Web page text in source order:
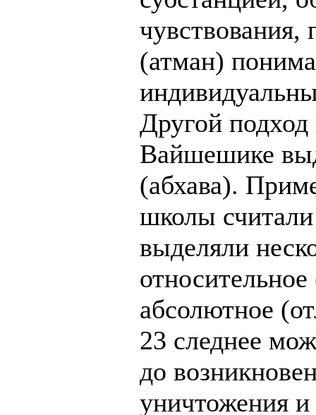
(атман)
Другой подход
Вайшешике
(абхава).
школы
выделяли
абсолютное
23 следнее
до
уничтожения и